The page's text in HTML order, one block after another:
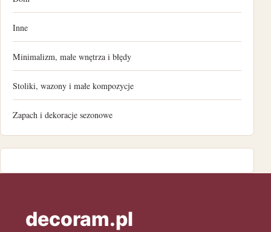
sierpień 2022
lipiec 2022
czerwiec 2022
maj 2022
Inne
Minimalizm, małe wnętrza i błędy
Stoliki, wazony i małe kompozycje
Zapach i dekoracje sezonowe
decoram.pl